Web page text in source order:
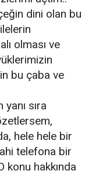
dini olan bu
olması ve
bu çaba ve
sıra
hele hele bir
telefona bir
konu hakkında